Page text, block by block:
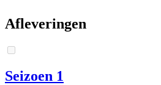
Afleveringen
Seizoen 1